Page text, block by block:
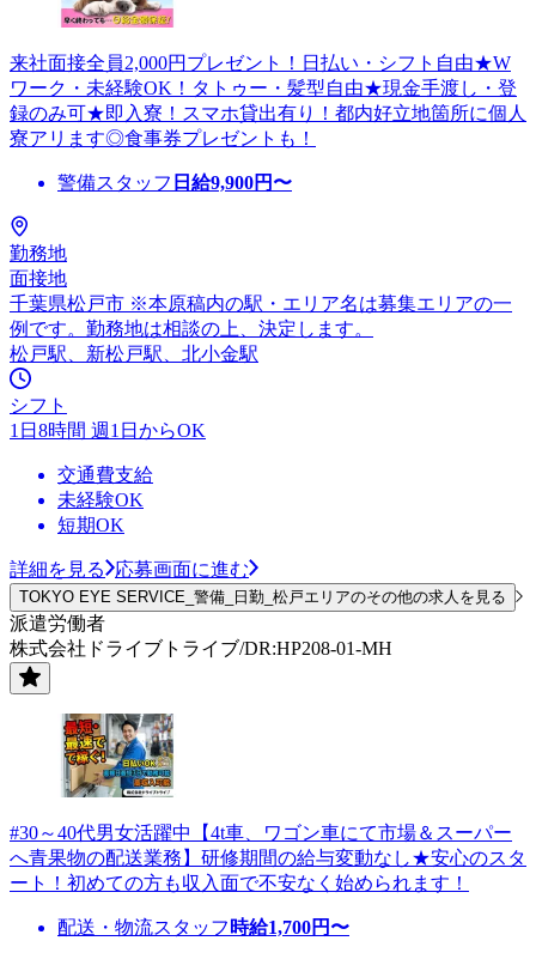
来社面接全員2,000円プレゼント！日払い・シフト自由★W
ワーク・未経験OK！タトゥー・髪型自由★現金手渡し・登
録のみ可★即入寮！スマホ貸出有り！都内好立地箇所に個人
寮アリます◎食事券プレゼントも！
警備スタッフ 日給9,900円〜
勤務地
面接地
千葉県松戸市 ※本原稿内の駅・エリア名は募集エリアの一
例です。勤務地は相談の上、決定します。
松戸駅、新松戸駅、北小金駅
シフト
1日8時間 週1日からOK
交通費支給
未経験OK
短期OK
詳細を見る 応募画面に進む
TOKYO EYE SERVICE_警備_日勤_松戸エリアのその他の求人を見る
派遣労働者
株式会社ドライブトライブ/DR:HP208-01-MH
#30～40代男女活躍中【4t車、ワゴン車にて市場＆スーパー
へ青果物の配送業務】研修期間の給与変動なし★安心のスタ
ート！初めての方も収入面で不安なく始められます！
配送・物流スタッフ 時給1,700円〜